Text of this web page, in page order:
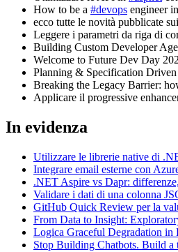
How to be a #devops engineer
ecco tutte le novità pubblicate
Leggere i parametri da riga di
Building Custom Developer
Welcome to Future Dev Day
Planning & Specification
Breaking the Legacy Barrier:
Applicare il progressive
In evidenza
Utilizzare le librerie native di
Integrare email esterne con
.NET Aspire vs Dapr:
Validare i dati di una colonna
GitHub Quick Review per la
From Data to Insight:
Logica Graceful Degradation in
Stop Building Chatbots. Build a